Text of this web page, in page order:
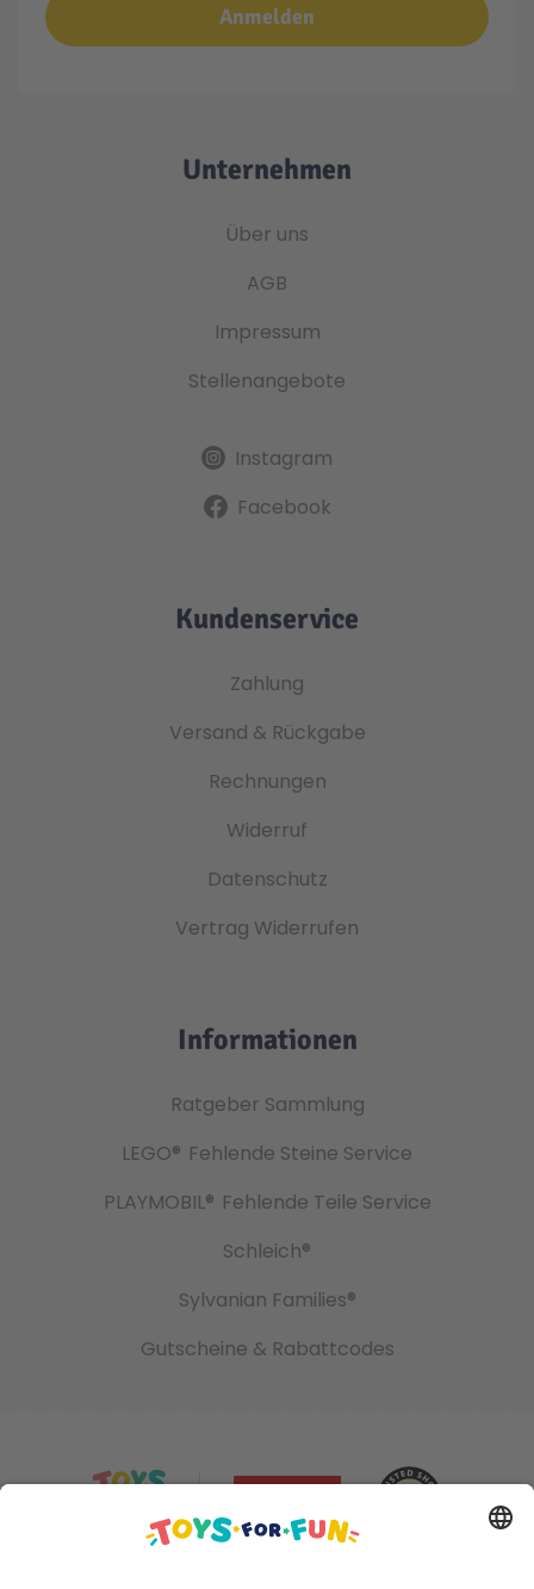
Anmelden
Unternehmen
Über uns
AGB
Impressum
Stellenangebote
Instagram
Facebook
Kundenservice
Zahlung
Versand & Rückgabe
Rechnungen
Widerruf
Datenschutz
Vertrag Widerrufen
Informationen
Ratgeber Sammlung
LEGO® Fehlende Steine Service
PLAYMOBIL® Fehlende Teile Service
Schleich®
Sylvanian Families®
Gutscheine & Rabattcodes